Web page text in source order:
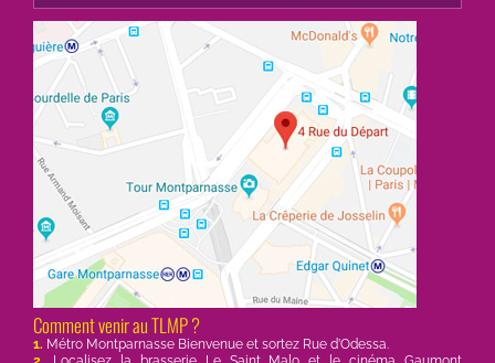
Comment venir au TLMP ?
1. Métro Montparnasse Bienvenue et sortez Rue d’Odessa.